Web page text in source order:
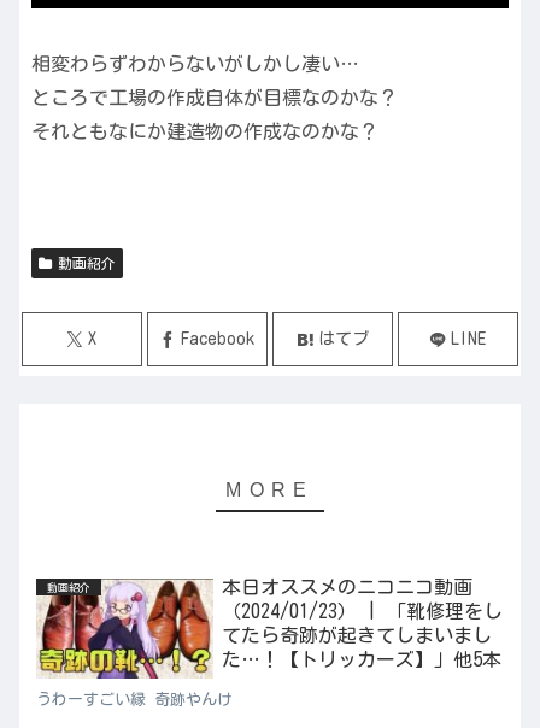
相変わらずわからないがしかし凄い…
ところで工場の作成自体が目標なのかな？
それともなにか建造物の作成なのかな？
動画紹介
X Facebook はてブ LINE
動画紹介
本日オススメのニコニコ動画
（2024/01/23） | 「靴修理をし
てたら奇跡が起きてしまいまし
た…！【トリッカーズ】」他5本
うわーすごい縁 奇跡やんけ